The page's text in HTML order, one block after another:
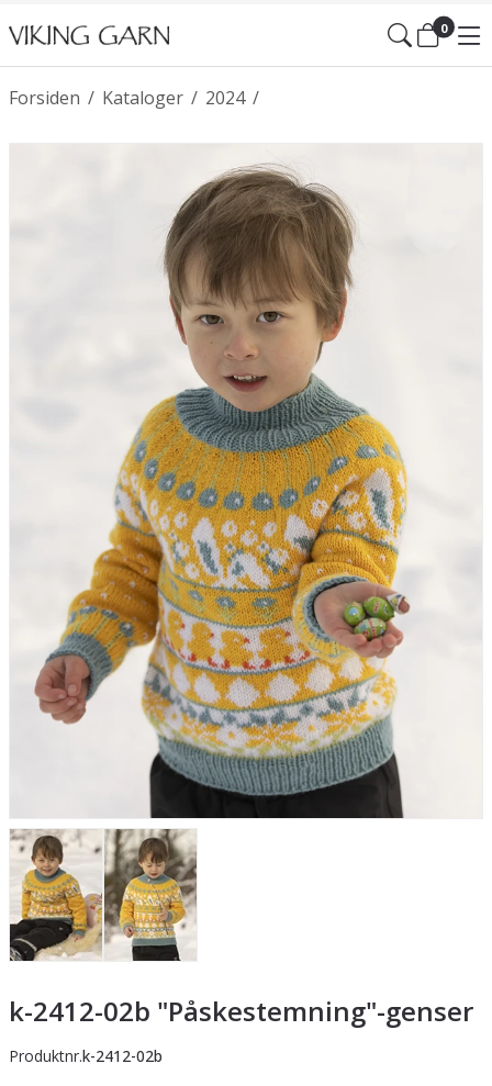
0
/
Forsiden /
Kataloger /
2024
k-2412-02b "Påskestemning"-genser
Produktnr.k-2412-02b